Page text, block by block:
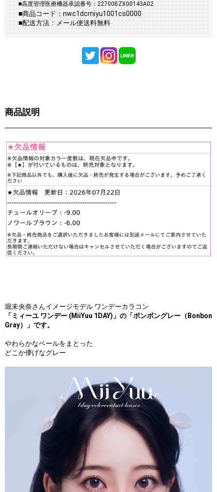
■高度管理医療機器承認番号：22700BZX00143A02
■商品コード：nwc1dcmiyu1001cs0000
■配送方法：メール便送料無料
商品説明
堀未央奈さんイメージモデル ワンデーカラコン
「ミィーユ ワンデー (MiiYuu 1DAY)」の「ボンボングレー（Bonbon
Gray）」です。
やわらかなベールをまとった
どこか儚げなグレー